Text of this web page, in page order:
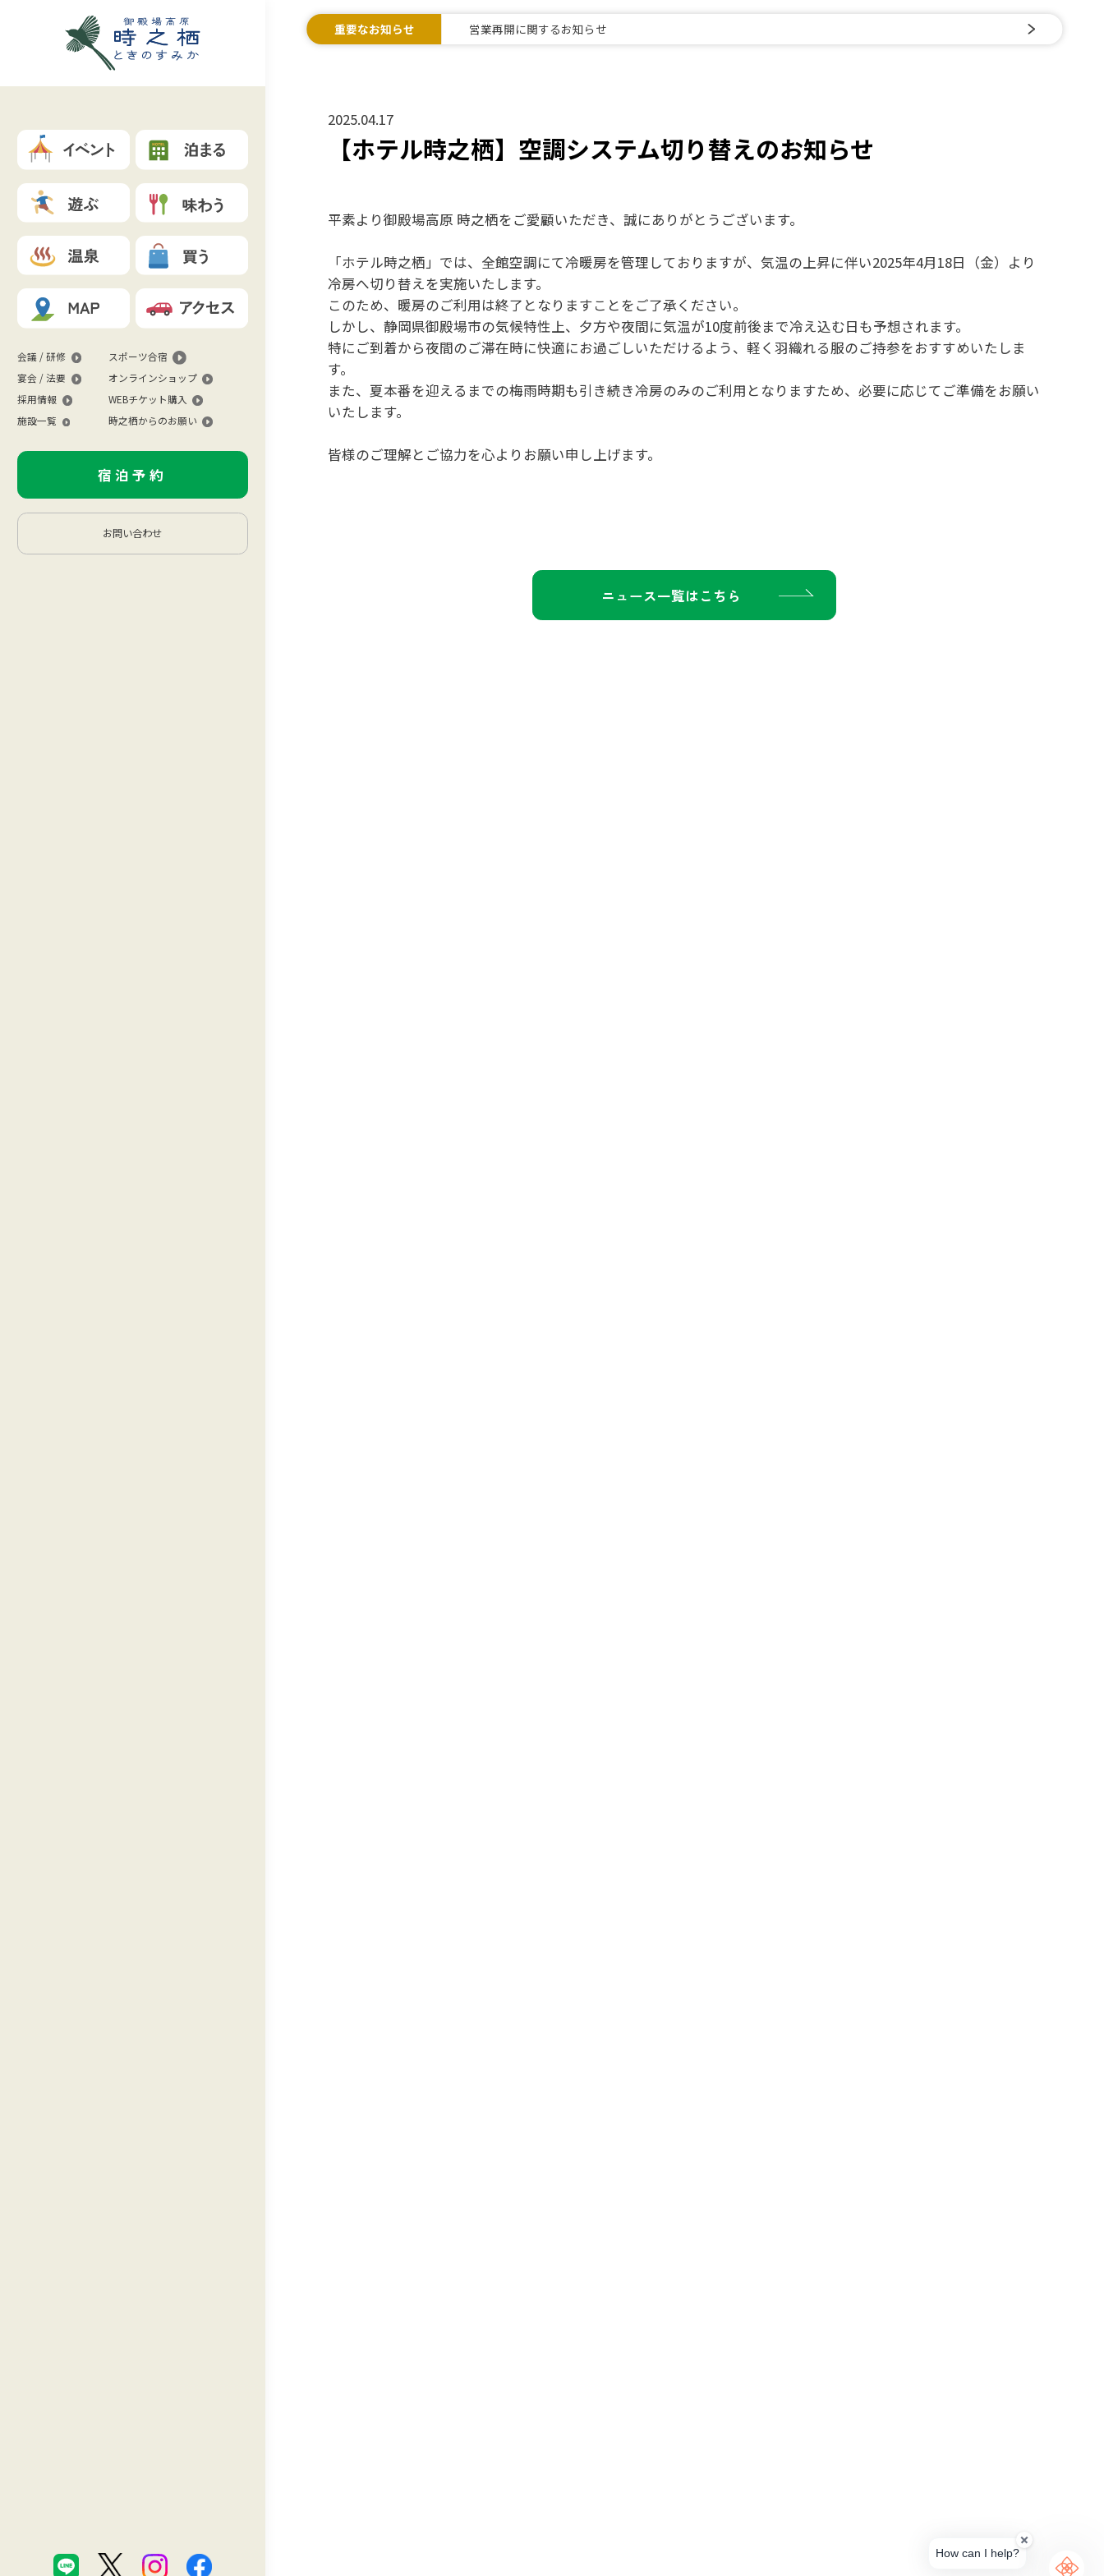
会議 / 研修
スポーツ合宿
宴会 / 法要
オンラインショップ
採用情報
WEBチケット購入
施設一覧
時之栖からのお願い
宿泊予約
お問い合わせ
重要なお知らせ 営業再開に関するお知らせ
2025.04.17
【ホテル時之栖】空調システム切り替えのお知らせ
平素より御殿場高原 時之栖をご愛顧いただき、誠にありがとうございます。
「ホテル時之栖」では、全館空調にて冷暖房を管理しておりますが、気温の上昇に伴い2025年4月18日（金）より
冷房へ切り替えを実施いたします。
このため、暖房のご利用は終了となりますことをご了承ください。
しかし、静岡県御殿場市の気候特性上、夕方や夜間に気温が10度前後まで冷え込む日も予想されます。
特にご到着から夜間のご滞在時に快適にお過ごしいただけるよう、軽く羽織れる服のご持参をおすすめいたしま
す。
また、夏本番を迎えるまでの梅雨時期も引き続き冷房のみのご利用となりますため、必要に応じてご準備をお願い
いたします。
皆様のご理解とご協力を心よりお願い申し上げます。
ニュース一覧はこちら